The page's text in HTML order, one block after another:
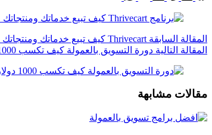
المقالة السابقة Thrivecart كيف تبيع خدماتك ومنتجاتك مع بناء فانل من خلال ثرايف كارت
المقالة التالية دورة التسويق بالعمولة كيف تكسب 1000 دولار من الافيليت لبناء الدخل السلبي | تدريب النخبة |علاء الحسن
مقالات مشابهة